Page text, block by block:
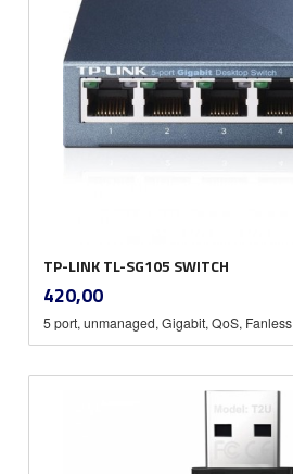
TP-LINK TL-SG105 SWITCH
Pris
420,00mva.
5 port, unmanaged, Gigabit, QoS, Fanless